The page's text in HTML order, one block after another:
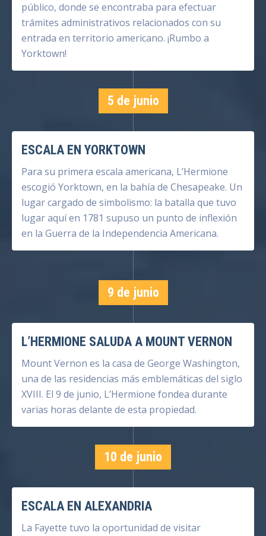
público, donde se encontraba para efectuar
trámites administrativos relacionados con su
entrada en territorio americano. ¡Rumbo a
Yorktown!
5 de junio
ESCALA EN YORKTOWN
Para su primera escala americana, L’Hermione
escogió Yorktown, en la bahía de Chesapeake. Un
lugar cargado de simbolismo: la batalla que tuvo
lugar aquí en 1781 supuso un punto de inflexión
en la Guerra de la Independencia Americana.
9 de junio
L’HERMIONE SALUDA A MOUNT VERNON
Mount Vernon es la casa de George Washington,
una de las residencias más emblemáticas del siglo
XVIII. El 9 de junio, L’Hermione fondea durante
varias horas delante de esta propiedad.
10 de junio
ESCALA EN ALEXANDRIA
La Fayette tuvo la oportunidad de visitar